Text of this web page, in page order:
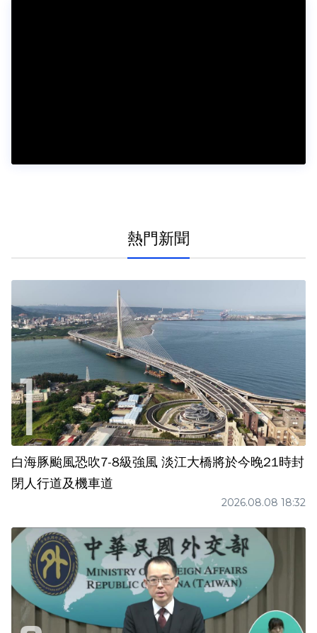
熱門新聞
白海豚颱風恐吹7-8級強風 淡江大橋將於今晚21時封
閉人行道及機車道
2026.08.08 18:32